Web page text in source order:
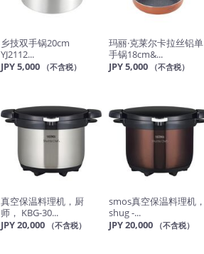
乡技双手锅20cm
YJ2112...
JPY 5,000
（不含税）
玛丽·克莱尔卡拉丝铝单
手锅18cm&...
JPY 5,000
（不含税）
真空保温料理机，厨
师， KBG-30...
JPY 20,000
（不含税）
smos真空保温料理机，
shug -...
JPY 20,000
（不含税）